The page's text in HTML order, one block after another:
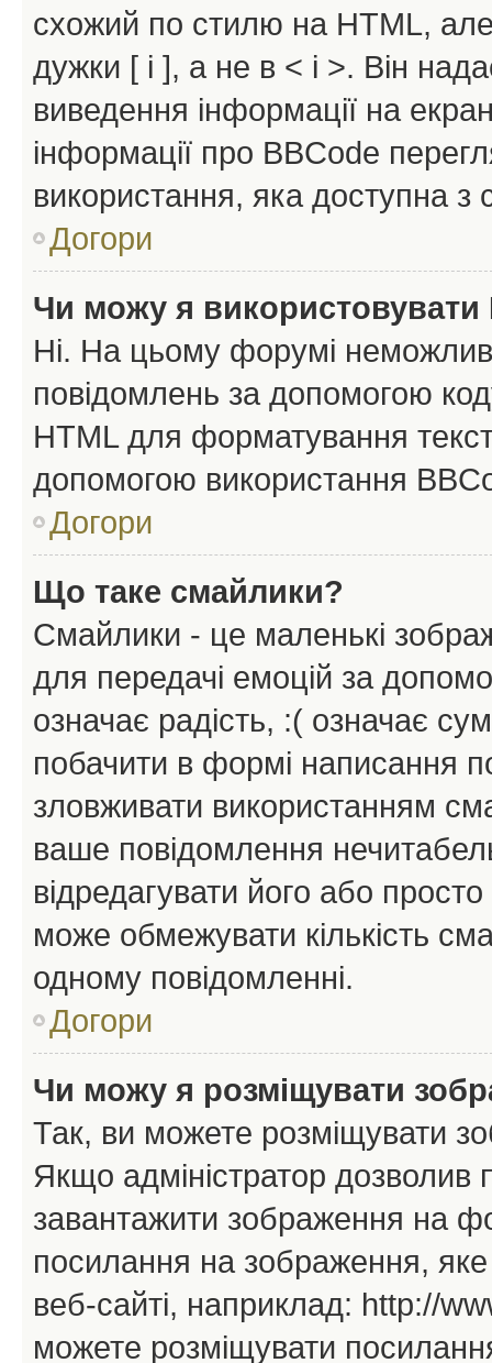
схожий по стилю на HTML, але
дужки [ і ], а не в < і >. Він
виведення інформації на
інформації про BBCode
використання, яка доступна з
Догори
Чи можу я використовувати
Ні. На цьому форумі
повідомлень за допомогою
HTML для форматування
допомогою використання
Догори
Що таке смайлики?
Смайлики - це маленькі
для передачі емоцій за
означає радість, :( означає
побачити в формі написання
зловживати використанням
ваше повідомлення
відредагувати його або
може обмежувати кількість
одному повідомленні.
Догори
Чи можу я розміщувати
Так, ви можете розміщувати
Якщо адміністратор
завантажити зображення на
посилання на зображення, яке
веб-сайті, наприклад: http://
можете розміщувати